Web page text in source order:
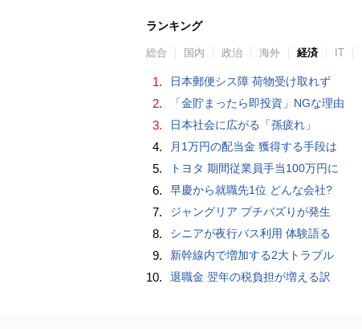
ランキング
総合 国内 政治 海外 経済 IT
1. 日本郵便シス障 荷物受け取れず
2. 「金貯まったら即投資」NGな理由
3. 日本社会に広がる「孫疲れ」
4. 月1万円の配当金 獲得する手段は
5. トヨタ 期間従業員手当100万円に
6. 早慶から就職先1位 どんな会社?
7. ジャングリア プチバズりが発生
8. シニアが夜行バス利用 体験語る
9. 新幹線内で増加する2大トラブル
10. 退職金 翌年の税負担が増える訳